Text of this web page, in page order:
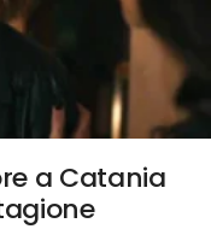
a Catania